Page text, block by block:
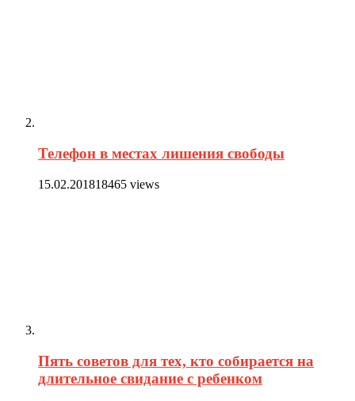
Телефон в местах лишения свободы
15.02.201818465 views
Пять советов для тех, кто собирается на
длительное свидание с ребенком